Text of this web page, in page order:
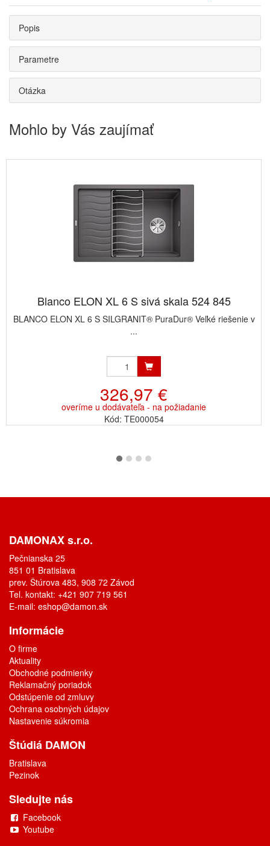
Popis
Parametre
Otázka
Mohlo by Vás zaujímať
Blanco ELON XL 6 S sivá skala 524 845
BLANCO ELON XL 6 S SILGRANIT® PuraDur® Veľké riešenie v
...
326,97 €
overíme u dodávateľa - na požiadanie
Kód: TE000054
DAMONAX s.r.o.
Pečnianska 25
851 01 Bratislava
prev. Štúrova 483, 908 72 Závod
Tel. kontakt: +421 907 719 561
E-mail: eshop@damon.sk
Informácie
O firme
Aktuality
Obchodné podmienky
Reklamačný poriadok
Odstúpenie od zmluvy
Ochrana osobných údajov
Nastavenie súkromia
Štúdiá DAMON
Bratislava
Pezinok
Sledujte nás
Facebook
Youtube